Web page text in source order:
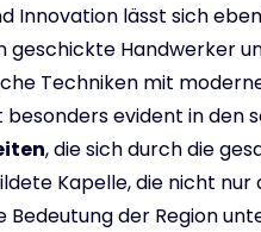
Innovation lässt sich
geschickte Handwerker
Techniken mit
besonders evident in den
, die sich durch die
Kapelle, die nicht
der Region